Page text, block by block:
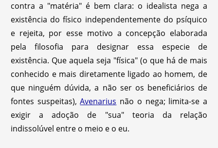
contra a "matéria" é bem clara: o idealista nega a
existência do físico independentemente do psíquico
e rejeita, por esse motivo a concepção elaborada
pela filosofia para designar essa especie de
existência. Que aquela seja "física" (o que há de mais
conhecido e mais diretamente ligado ao homem, de
que ninguém dúvida, a não ser os beneficiários de
fontes suspeitas),Avenarius não o nega; limita-se a
exigir a adoção de "sua" teoria da relação
indissolúvel entre o meio e o eu.